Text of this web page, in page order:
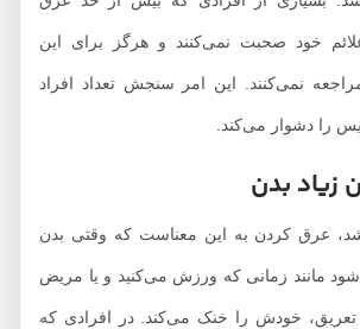
خود صحبت نمی‌کنند و هرگز برای این
نمی‌کنند. این امر سنجش تعداد افراد
دشوار می‌کند.
بدن
کردن به این معناست که وقتی بدن
زمانی که ورزش می‌کنید و یا مریض
خودش را خنک می‌کند. در افرادی که